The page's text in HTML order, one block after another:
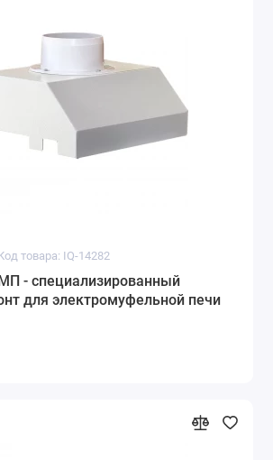
товара: IQ-14282
- специализированный
для электромуфельной печи